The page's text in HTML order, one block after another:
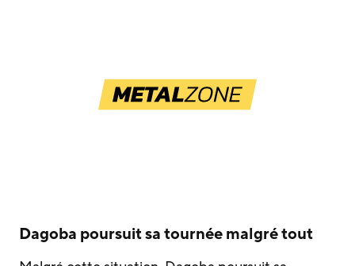
Dagoba poursuit sa tournée malgré tout